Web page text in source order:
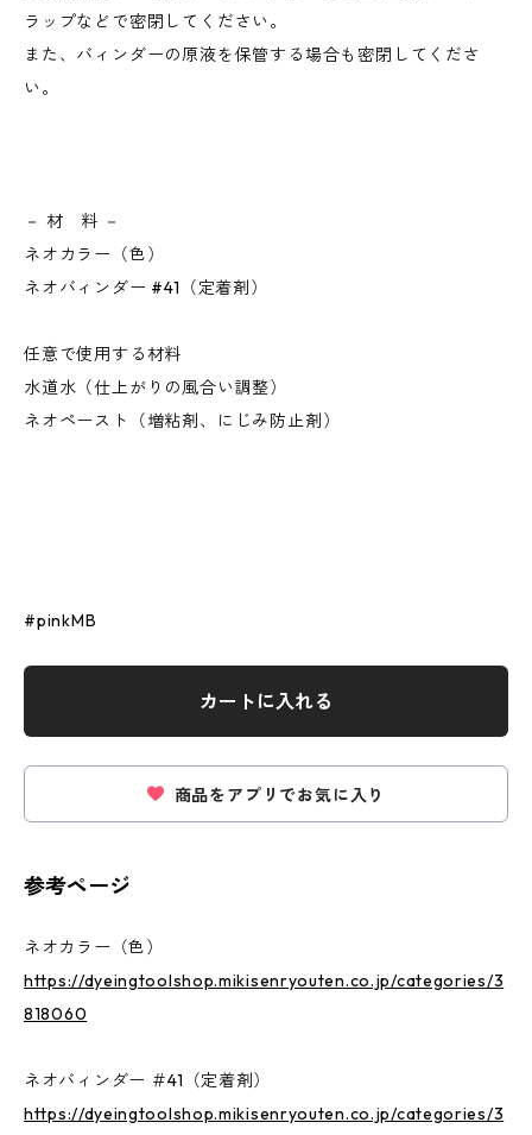
ラップなどで密閉してください。
また、バィンダーの原液を保管する場合も密閉してくださ
い。
－ 材 料 －
ネオカラー（色）
ネオバィンダー #41（定着剤）
任意で使用する材料
水道水（仕上がりの風合い調整）
ネオペースト（増粘剤、にじみ防止剤）
#pinkMB
カートに入れる
商品をアプリでお気に入り
参考ページ
ネオカラー（色）
https://dyeingtoolshop.mikisenryouten.co.jp/categories/3
818060
ネオバィンダー ＃41（定着剤）
https://dyeingtoolshop.mikisenryouten.co.jp/categories/3